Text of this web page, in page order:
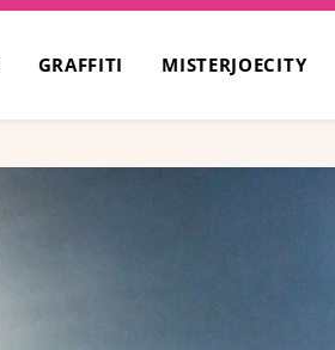
GRAFFITI MISTERJOECITY